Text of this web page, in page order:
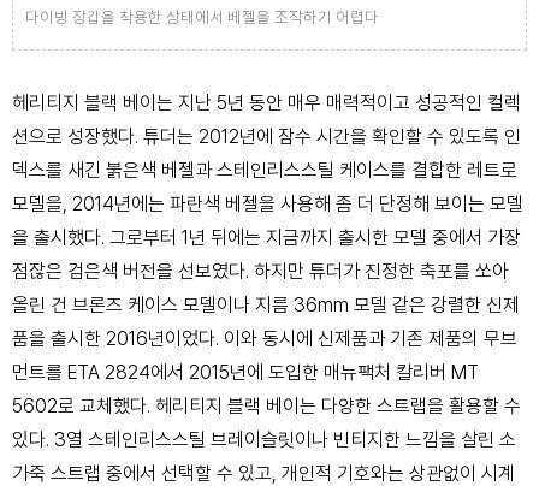
다이빙 장갑을 착용한 상태에서 베젤을 조작하기 어렵다
​헤리티지 블랙 베이는 지난 5년 동안 매우 매력적이고 성공적인 컬렉
션으로 성장했다. 튜더는 2012년에 잠수 시간을 확인할 수 있도록 인
덱스를 새긴 붉은색 베젤과 스테인리스스틸 케이스를 결합한 레트로
모델을, 2014년에는 파란색 베젤을 사용해 좀 더 단정해 보이는 모델
을 출시했다. 그로부터 1년 뒤에는 지금까지 출시한 모델 중에서 가장
점잖은 검은색 버전을 선보였다. 하지만 튜더가 진정한 축포를 쏘아
올린 건 브론즈 케이스 모델이나 지름 36mm 모델 같은 강렬한 신제
품을 출시한 2016년이었다. 이와 동시에 신제품과 기존 제품의 무브
먼트를 ETA 2824에서 2015년에 도입한 매뉴팩처 칼리버 MT
5602로 교체했다. 헤리티지 블랙 베이는 다양한 스트랩을 활용할 수
있다. 3열 스테인리스스틸 브레이슬릿이나 빈티지한 느낌을 살린 소
가죽 스트랩 중에서 선택할 수 있고, 개인적 기호와는 상관없이 시계